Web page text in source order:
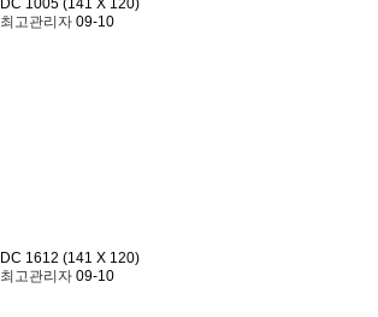
DC 1005 (141 X 120)
최고관리자 09-10
DC 1612 (141 X 120)
최고관리자 09-10